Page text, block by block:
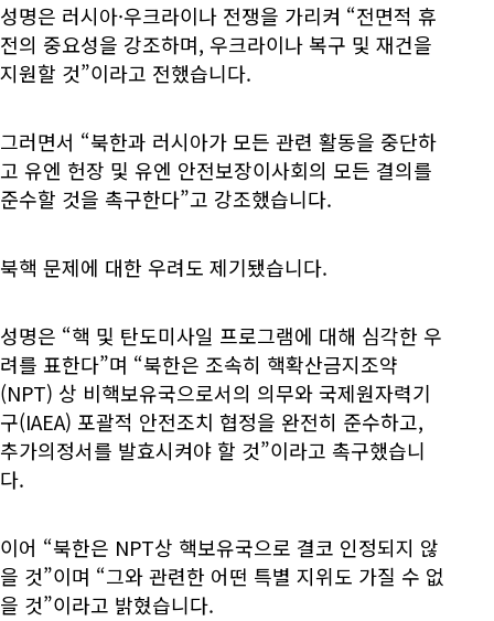
성명은 러시아·우크라이나 전쟁을 가리켜 “전면적 휴
전의 중요성을 강조하며, 우크라이나 복구 및 재건을
지원할 것”이라고 전했습니다.
그러면서 “북한과 러시아가 모든 관련 활동을 중단하
고 유엔 헌장 및 유엔 안전보장이사회의 모든 결의를
준수할 것을 촉구한다”고 강조했습니다.
북핵 문제에 대한 우려도 제기됐습니다.
성명은 “핵 및 탄도미사일 프로그램에 대해 심각한 우
려를 표한다”며 “북한은 조속히 핵확산금지조약
(NPT) 상 비핵보유국으로서의 의무와 국제원자력기
구(IAEA) 포괄적 안전조치 협정을 완전히 준수하고,
추가의정서를 발효시켜야 할 것”이라고 촉구했습니
다.
이어 “북한은 NPT상 핵보유국으로 결코 인정되지 않
을 것”이며 “그와 관련한 어떤 특별 지위도 가질 수 없
을 것”이라고 밝혔습니다.